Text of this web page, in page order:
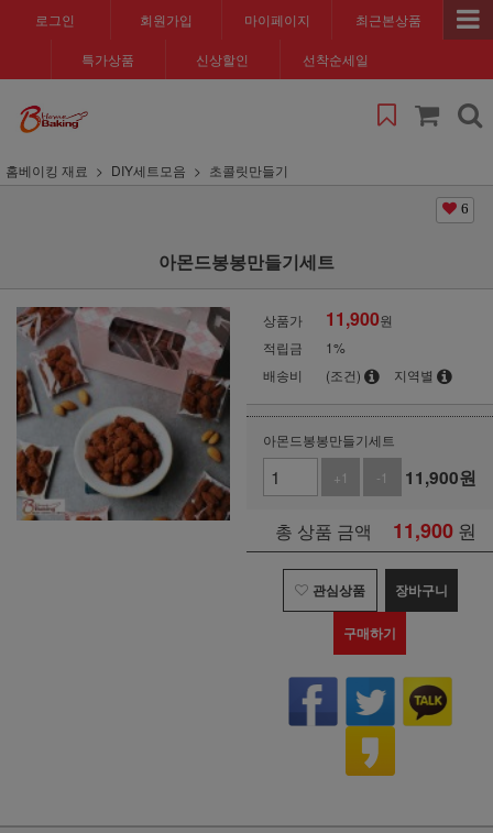
로그인 회원가입 마이페이지 최근본상품
특가상품 신상할인 선착순세일
홈베이킹 재료 DIY세트모음 초콜릿만들기
6
아몬드봉봉만들기세트
상품가 11,900원
적립금
1%
배송비
(조건) 지역별
아몬드봉봉만들기세트
+1
-1 11,900원
총 상품 금액 11,900 원
관심상품 장바구니
구매하기